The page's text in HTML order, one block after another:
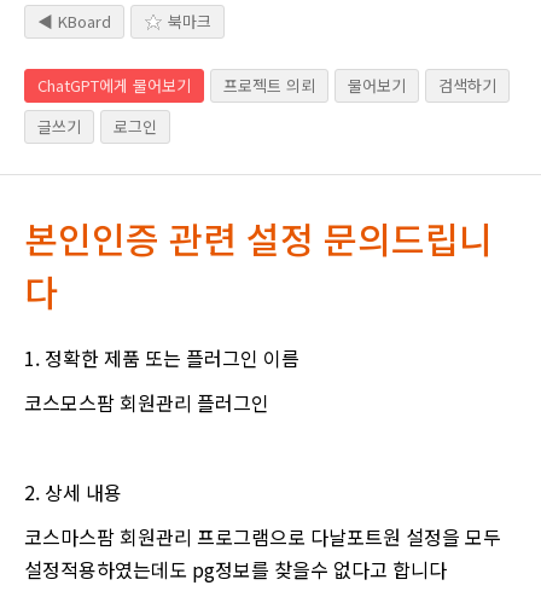
◀ KBoard 북마크
ChatGPT에게 물어보기 프로젝트 의뢰 물어보기
검색하기
글쓰기
로그인
본인인증 관련 설정 문의드립니
다
1. 정확한 제품 또는 플러그인 이름
코스모스팜 회원관리 플러그인
2. 상세 내용
코스마스팜 회원관리 프로그램으로 다날포트원 설정을 모두
설정적용하였는데도 pg정보를 찾을수 없다고 합니다